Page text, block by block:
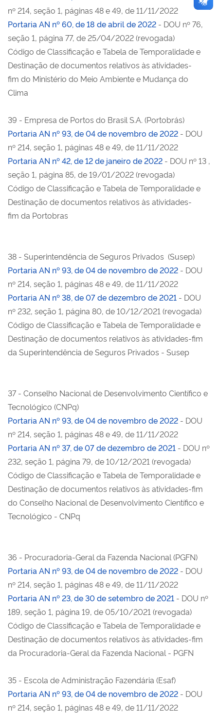
nº 214, seção 1, páginas 48 e 49, de 11/11/2022
Portaria AN nº 60, de 18 de abril de 2022 - DOU nº 76,
seção 1, página 77, de 25/04/2022 (revogada)
Código de Classificação e Tabela de Temporalidade e
Destinação de documentos relativos às atividades-
fim do Ministério do Meio Ambiente e Mudança do
Clima
39 - Empresa de Portos do Brasil S.A. (Portobrás)
Portaria AN nº 93, de 04 de novembro de 2022 - DOU
nº 214, seção 1, páginas 48 e 49, de 11/11/2022
Portaria AN nº 42, de 12 de janeiro de 2022 - DOU nº 13 ,
seção 1, página 85, de 19/01/2022 (revogada)
Código de Classificação e Tabela de Temporalidade e
Destinação de documentos relativos às atividades-
fim da Portobras
38 - Superintendência de Seguros Privados (Susep)
Portaria AN nº 93, de 04 de novembro de 2022 - DOU
nº 214, seção 1, páginas 48 e 49, de 11/11/2022
Portaria AN nº 38, de 07 de dezembro de 2021 - DOU
nº 232, seção 1, página 80, de 10/12/2021 (revogada)
Código de Classificação e Tabela de Temporalidade e
Destinação de documentos relativos às atividades-fim
da Superintendência de Seguros Privados - Susep
37 - Conselho Nacional de Desenvolvimento Científico e
Tecnológico (CNPq)
Portaria AN nº 93, de 04 de novembro de 2022 - DOU
nº 214, seção 1, páginas 48 e 49, de 11/11/2022
Portaria AN nº 37, de 07 de dezembro de 2021 - DOU nº
232, seção 1, página 79, de 10/12/2021 (revogada)
Código de Classificação e Tabela de Temporalidade e
Destinação de documentos relativos às atividades-fim
do Conselho Nacional de Desenvolvimento Científico e
Tecnológico - CNPq
36 - Procuradoria-Geral da Fazenda Nacional (PGFN)
Portaria AN nº 93, de 04 de novembro de 2022 - DOU
nº 214, seção 1, páginas 48 e 49, de 11/11/2022
Portaria AN nº 23, de 30 de setembro de 2021 - DOU nº
189, seção 1, página 19, de 05/10/2021 (revogada)
Código de Classificação e Tabela de Temporalidade e
Destinação de documentos relativos às atividades-fim
da Procuradoria-Geral da Fazenda Nacional - PGFN
35 - Escola de Administração Fazendária (Esaf)
Portaria AN nº 93, de 04 de novembro de 2022 - DOU
nº 214, seção 1, páginas 48 e 49, de 11/11/2022